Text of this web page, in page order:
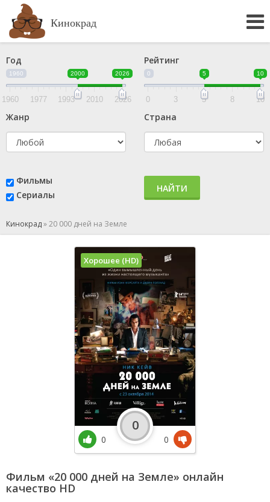
Кинокрад
Год
1960 2000 2026
1960 1977 1993 2010 2026
Рейтинг
0 5 10
0 3 5 8 10
Жанр Страна
Фильмы
Сериалы
НАЙТИ
Кинокрад»20 000 дней на Земле
Фильм «20 000 дней на Земле» онлайн
качество HD
Хорошее (HD)
0
0
0